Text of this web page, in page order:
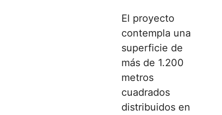
El proyecto
contempla una
superficie de
más de 1.200
metros
cuadrados
distribuidos en